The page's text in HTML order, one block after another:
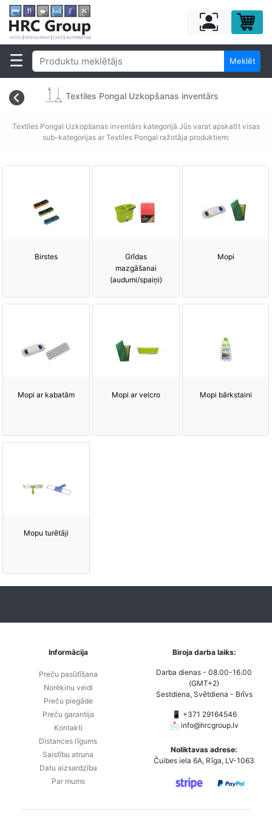
Meklēt
Textiles Pongal Uzkopšanas inventārs
Textiles Pongal Uzkopšanas inventārs kategorijā Jūs varat apskatīt visas
sub-kategorijas ar Textiles Pongal ražotāja produktiem:
Birstes
Grīdas
mazgāšanai
(audumi/spaiņi)
Mopi
Mopi ar kabatām Mopi ar velcro Mopi bārkstaini
Mopu turētāji
Informācija
Preču pasūtīšana
Norēķinu veidi
Preču piegāde
Preču garantija
Kontakti
Distances līgums
Saistību atruna
Datu aizsardzība
Par mums
Biroja darba laiks:
Darba dienas - 08.00-16.00
(GMT+2)
Sestdiena, Svētdiena - Brīvs
📱 +371 29164546
📩 info@hrcgroup.lv
Noliktavas adrese:
Čuibes iela 6A, Rīga, LV-1063